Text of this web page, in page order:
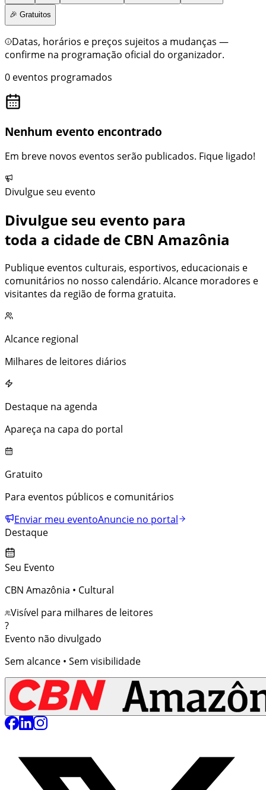
🎉 Gratuitos
Datas, horários e preços sujeitos a mudanças —
confirme na programação oficial do organizador.
0 eventos programados
Nenhum evento encontrado
Em breve novos eventos serão publicados. Fique ligado!
Divulgue seu evento
Divulgue seu evento para
toda a cidade de CBN Amazônia
Publique eventos culturais, esportivos, educacionais e
comunitários no nosso calendário. Alcance moradores e
visitantes da região de forma gratuita.
Alcance regional
Milhares de leitores diários
Destaque na agenda
Apareça na capa do portal
Gratuito
Para eventos públicos e comunitários
Enviar meu eventoAnuncie no portal
Destaque
Seu Evento
CBN Amazônia • Cultural
Visível para milhares de leitores
?
Evento não divulgado
Sem alcance • Sem visibilidade